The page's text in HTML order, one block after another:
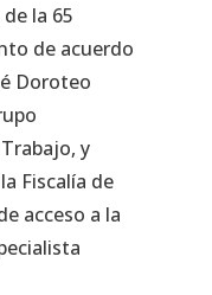
la 65
de acuerdo
Doroteo
y
Fiscalía de
acceso a la